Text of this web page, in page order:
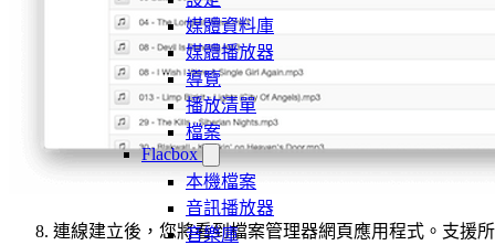
媒體資料庫
媒體播放器
導覽
播放清單
檔案
Flacbox
本機檔案
音訊播放器
音樂庫
連線建立後，您將看到檔案管理器網頁應用程式。支援所